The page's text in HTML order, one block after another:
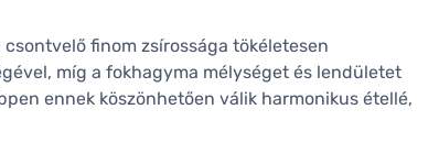
finom zsírossága tökéletesen
míg a fokhagyma mélységet és lendületet
ennek köszönhetően válik harmonikus étellé,